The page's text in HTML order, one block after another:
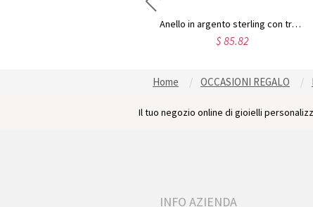
Anello in argento sterling con tre nomi di bambini per le mamme
$ 85.82
Home OCCASIONI REGALO
Il tuo negozio online di gioielli
INFO AZIENDA